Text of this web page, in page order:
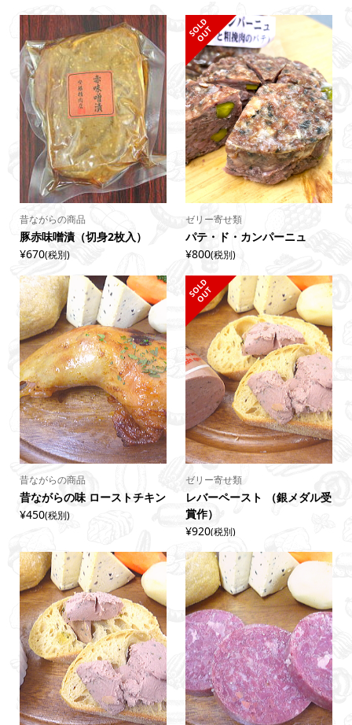
昔ながらの商品
豚赤味噌漬（切身2枚入）
¥670(税別)
S
O
L
D
O
U
T
ゼリー寄せ類
パテ・ド・カンパーニュ
¥800(税別)
昔ながらの商品
昔ながらの味 ローストチキン
¥450(税別)
S
O
L
D
O
U
T
ゼリー寄せ類
レバーペースト （銀メダル受
賞作）
¥920(税別)